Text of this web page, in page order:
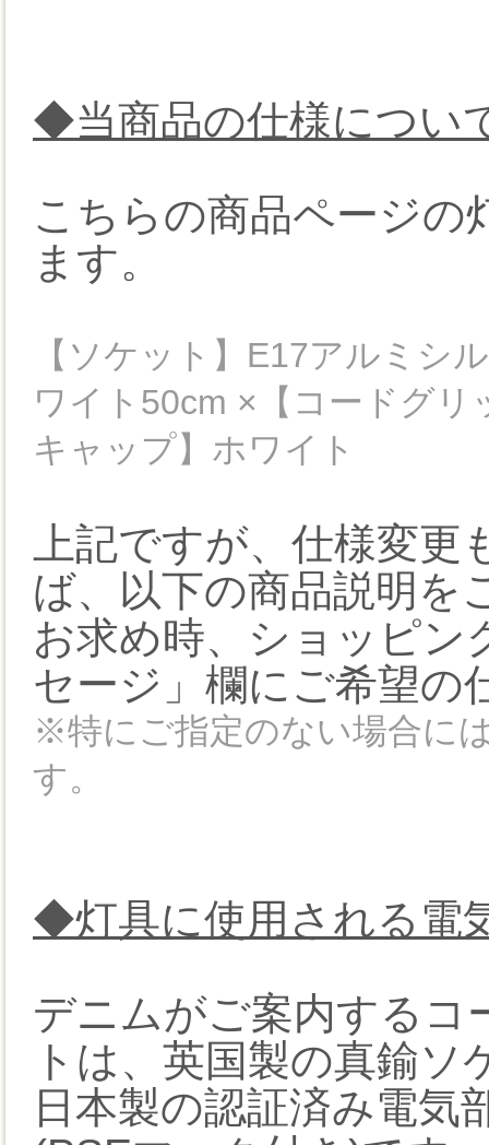
◆当商品の仕様につい
こちらの商品ページの
ます。
【ソケット】E17アルミシ
ワイト50cm ×【コードグ
キャップ】ホワイト
上記ですが、仕様変
ば、以下の商品説明を
お求め時、ショッピン
セージ」欄にご希望の
※特にご指定のない場合に
す。
◆灯具に使用される電
デニムがご案内するコ
トは、英国製の真鍮
日本製の認証済み電気